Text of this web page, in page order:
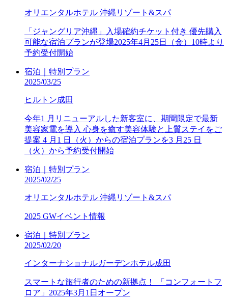
オリエンタルホテル 沖縄リゾート&スパ
「ジャングリア沖縄」入場確約チケット付き 優先購入
可能な宿泊プランが登場2025年4月25日（金）10時より
予約受付開始
宿泊｜特別プラン
2025/03/25
ヒルトン成田
今年1 月リニューアルした新客室に、期間限定で最新
美容家電を導入 心身を癒す美容体験と上質ステイをご
提案 4 月1 日（火）からの宿泊プランを3 月25 日
（火）から予約受付開始
宿泊｜特別プラン
2025/02/25
オリエンタルホテル 沖縄リゾート&スパ
2025 GWイベント情報
宿泊｜特別プラン
2025/02/20
インターナショナルガーデンホテル成田
スマートな旅行者のための新拠点！ 「コンフォートフ
ロア」2025年3月1日オープン